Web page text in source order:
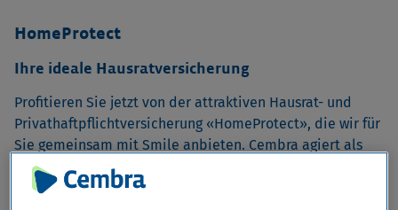
HomeProtect
Ihre ideale Hausratversicherung
Profitieren Sie jetzt von der attraktiven Hausrat- und
Privathaftpflichtversicherung «HomeProtect», die wir für
Sie gemeinsam mit Smile anbieten. Cembra agiert als
gebundene Versicherungsvermittlerin von Smile. Weitere
Details finden Sie im